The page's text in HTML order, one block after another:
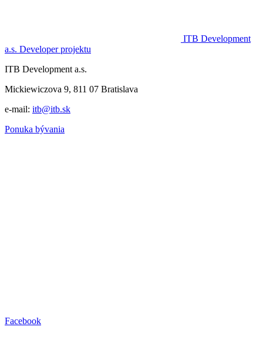
ITB Development
a.s. Developer projektu
ITB Development a.s.
Mickiewiczova 9, 811 07 Bratislava
e-mail: itb@itb.sk
Ponuka bývania
Facebook